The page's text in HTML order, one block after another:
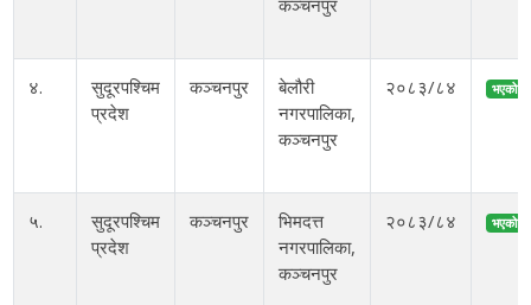
कञ्चनपुर
४.
सुदूरपश्चिम
प्रदेश
कञ्चनपुर
बेलौरी
नगरपालिका,
कञ्चनपुर
२०८३/८४ भएको
५.
सुदूरपश्चिम
प्रदेश
कञ्चनपुर
भिमदत्त
नगरपालिका,
कञ्चनपुर
२०८३/८४ भएको